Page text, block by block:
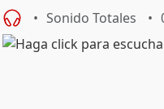
Sonido Totales